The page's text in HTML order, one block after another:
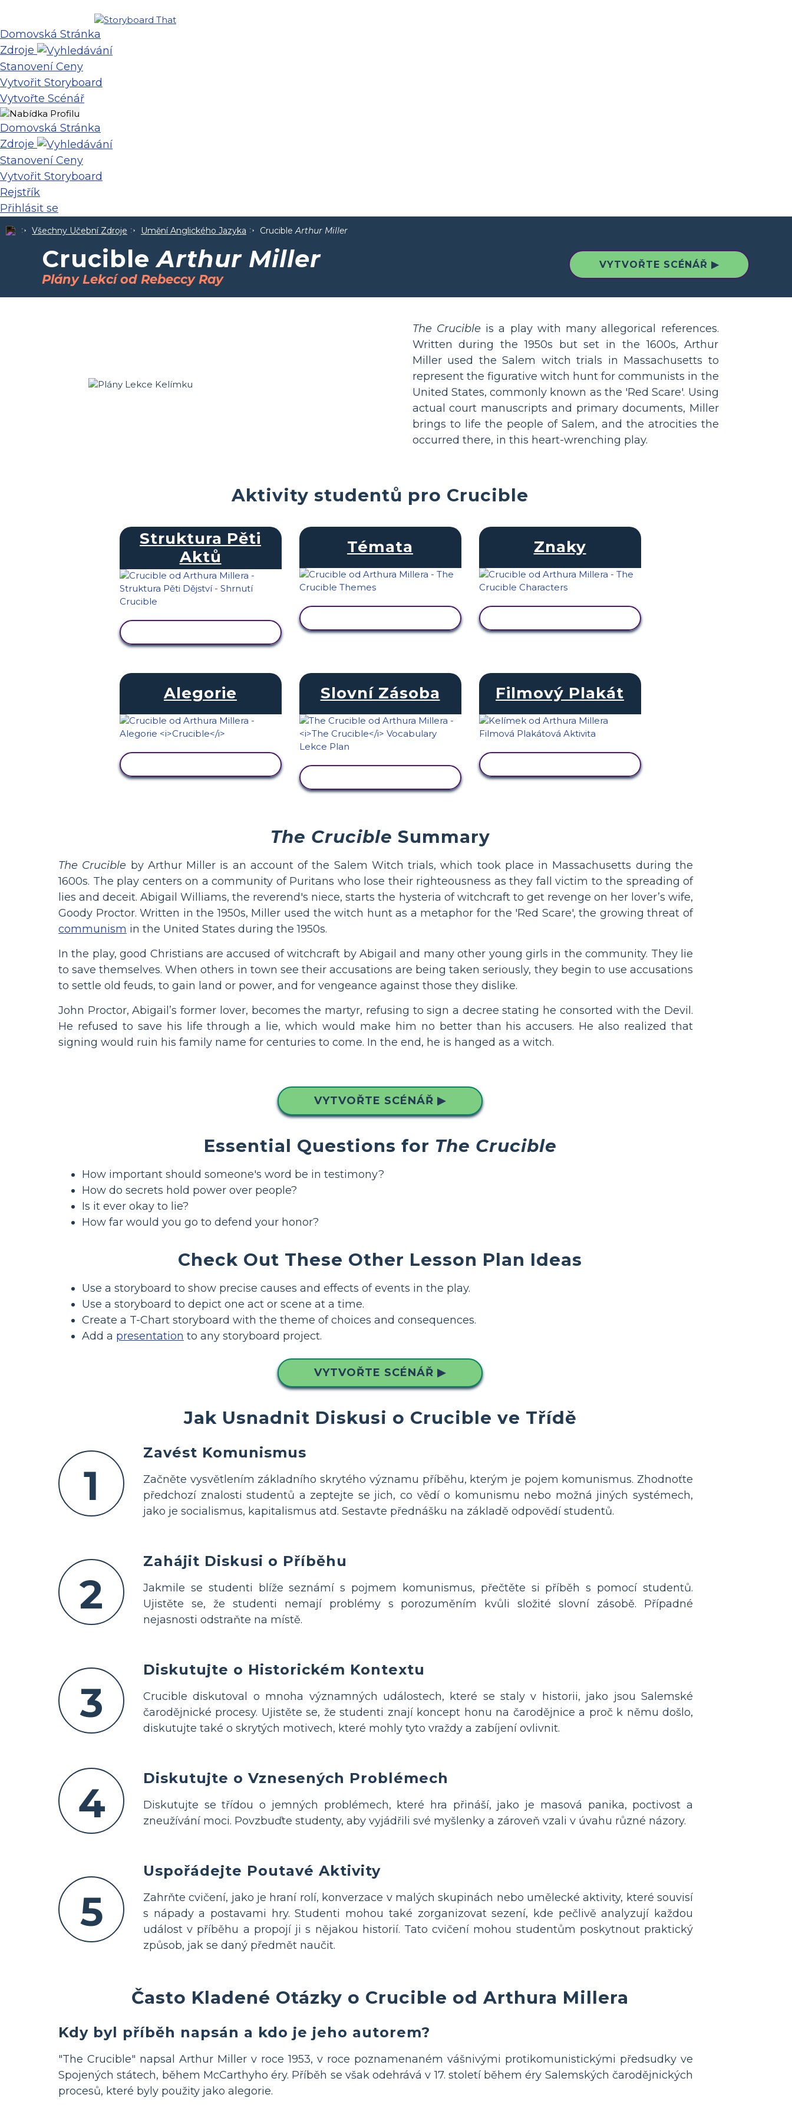
Domovská Stránka
Zdroje
Stanovení Ceny
Vytvořit Storyboard
Vytvořte Scénář
Domovská Stránka
Zdroje
Stanovení Ceny
Vytvořit Storyboard
Rejstřík
Přihlásit se
Všechny Učební Zdroje Umění Anglického Jazyka CrucibleArthur Miller
CrucibleArthur Miller
Plány Lekcí od Rebeccy Ray
VYTVOŘTE SCÉNÁŘ ▶
The Crucible is a play with many allegorical references.
Written during the 1950s but set in the 1600s, Arthur
Miller used the Salem witch trials in Massachusetts to
represent the figurative witch hunt for communists in the
United States, commonly known as the 'Red Scare'. Using
actual court manuscripts and primary documents, Miller
brings to life the people of Salem, and the atrocities the
occurred there, in this heart-wrenching play.
Aktivity studentů pro Crucible
Struktura Pěti
Aktů
Témata Znaky
Alegorie Slovní Zásoba Filmový Plakát
The Crucible Summary
The Crucible by Arthur Miller is an account of the Salem Witch trials, which took place in Massachusetts during the
1600s. The play centers on a community of Puritans who lose their righteousness as they fall victim to the spreading of
lies and deceit. Abigail Williams, the reverend's niece, starts the hysteria of witchcraft to get revenge on her lover’s wife,
Goody Proctor. Written in the 1950s, Miller used the witch hunt as a metaphor for the 'Red Scare', the growing threat of
communism in the United States during the 1950s.
In the play, good Christians are accused of witchcraft by Abigail and many other young girls in the community. They lie
to save themselves. When others in town see their accusations are being taken seriously, they begin to use accusations
to settle old feuds, to gain land or power, and for vengeance against those they dislike.
John Proctor, Abigail’s former lover, becomes the martyr, refusing to sign a decree stating he consorted with the Devil.
He refused to save his life through a lie, which would make him no better than his accusers. He also realized that
signing would ruin his family name for centuries to come. In the end, he is hanged as a witch.
VYTVOŘTE SCÉNÁŘ ▶
Essential Questions for The Crucible
How important should someone's word be in testimony?
How do secrets hold power over people?
Is it ever okay to lie?
How far would you go to defend your honor?
Check Out These Other Lesson Plan Ideas
Use a storyboard to show precise causes and effects of events in the play.
Use a storyboard to depict one act or scene at a time.
Create a T-Chart storyboard with the theme of choices and consequences.
Add a presentation to any storyboard project.
VYTVOŘTE SCÉNÁŘ ▶
Jak Usnadnit Diskusi o Crucible ve Třídě
1
Zavést Komunismus
Začněte vysvětlením základního skrytého významu příběhu, kterým je pojem komunismus. Zhodnoťte
předchozí znalosti studentů a zeptejte se jich, co vědí o komunismu nebo možná jiných systémech,
jako je socialismus, kapitalismus atd. Sestavte přednášku na základě odpovědí studentů.
2
Zahájit Diskusi o Příběhu
Jakmile se studenti blíže seznámí s pojmem komunismus, přečtěte si příběh s pomocí studentů.
Ujistěte se, že studenti nemají problémy s porozuměním kvůli složité slovní zásobě. Případné
nejasnosti odstraňte na místě.
3
Diskutujte o Historickém Kontextu
Crucible diskutoval o mnoha významných událostech, které se staly v historii, jako jsou Salemské
čarodějnické procesy. Ujistěte se, že studenti znají koncept honu na čarodějnice a proč k němu došlo,
diskutujte také o skrytých motivech, které mohly tyto vraždy a zabíjení ovlivnit.
4
Diskutujte o Vznesených Problémech
Diskutujte se třídou o jemných problémech, které hra přináší, jako je masová panika, poctivost a
zneužívání moci. Povzbuďte studenty, aby vyjádřili své myšlenky a zároveň vzali v úvahu různé názory.
5
Uspořádejte Poutavé Aktivity
Zahrňte cvičení, jako je hraní rolí, konverzace v malých skupinách nebo umělecké aktivity, které souvisí
s nápady a postavami hry. Studenti mohou také zorganizovat sezení, kde pečlivě analyzují každou
událost v příběhu a propojí ji s nějakou historií. Tato cvičení mohou studentům poskytnout praktický
způsob, jak se daný předmět naučit.
Často Kladené Otázky o Crucible od Arthura Millera
Kdy byl příběh napsán a kdo je jeho autorem?
"The Crucible" napsal Arthur Miller v roce 1953, v roce poznamenaném vášnivými protikomunistickými předsudky ve
Spojených státech, během McCarthyho éry. Příběh se však odehrává v 17. století během éry Salemských čarodějnických
procesů, které byly použity jako alegorie.